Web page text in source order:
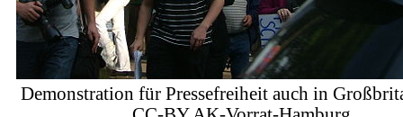
Demonstration für Pressefreiheit auch in